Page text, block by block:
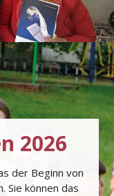
2026
der Beginn von
Sie können das